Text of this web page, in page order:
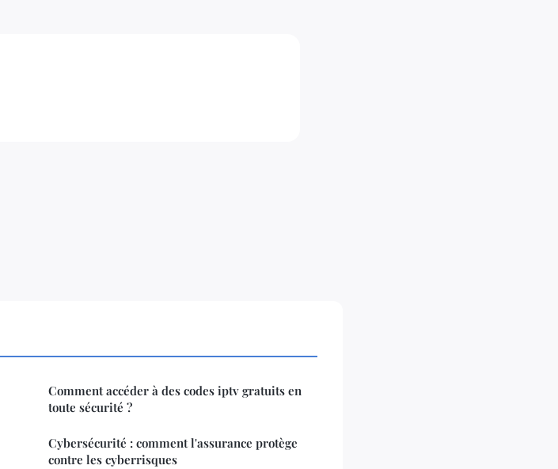
Comment accéder à des codes iptv gratuits en
toute sécurité ?
Cybersécurité : comment l'assurance protège
contre les cyberrisques